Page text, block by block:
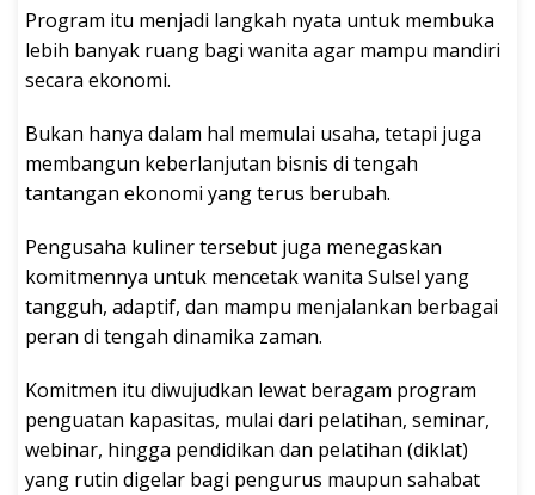
Program itu menjadi langkah nyata untuk membuka
lebih banyak ruang bagi wanita agar mampu mandiri
secara ekonomi.
Bukan hanya dalam hal memulai usaha, tetapi juga
membangun keberlanjutan bisnis di tengah
tantangan ekonomi yang terus berubah.
Pengusaha kuliner tersebut juga menegaskan
komitmennya untuk mencetak wanita Sulsel yang
tangguh, adaptif, dan mampu menjalankan berbagai
peran di tengah dinamika zaman.
Komitmen itu diwujudkan lewat beragam program
penguatan kapasitas, mulai dari pelatihan, seminar,
webinar, hingga pendidikan dan pelatihan (diklat)
yang rutin digelar bagi pengurus maupun sahabat